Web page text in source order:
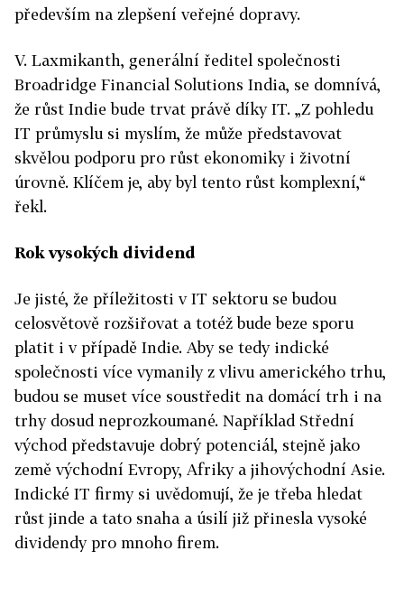
především na zlepšení veřejné dopravy.
V. Laxmikanth, generální ředitel společnosti
Broadridge Financial Solutions India, se domnívá,
že růst Indie bude trvat právě díky IT. „Z pohledu
IT průmyslu si myslím, že může představovat
skvělou podporu pro růst ekonomiky i životní
úrovně. Klíčem je, aby byl tento růst komplexní,“
řekl.
Rok vysokých dividend
Je jisté, že příležitosti v IT sektoru se budou
celosvětově rozšiřovat a totéž bude beze sporu
platit i v případě Indie. Aby se tedy indické
společnosti více vymanily z vlivu amerického trhu,
budou se muset více soustředit na domácí trh i na
trhy dosud neprozkoumané. Například Střední
východ představuje dobrý potenciál, stejně jako
země východní Evropy, Afriky a jihovýchodní Asie.
Indické IT firmy si uvědomují, že je třeba hledat
růst jinde a tato snaha a úsilí již přinesla vysoké
dividendy pro mnoho firem.